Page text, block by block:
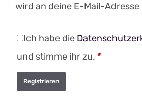
wird an deine E-Mail-
Ich habe die
und stimme ihr zu. *
Registrieren